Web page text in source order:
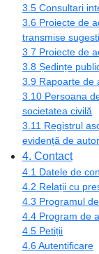
3.5 Consultari
3.6 Proiecte de
transmise
3.7 Proiecte de
3.8 Ședințe
3.9 Rapoarte de
3.10 Persoana
societatea civilă
3.11 Registrul
evidență de
4. Contact
4.1 Datele de
4.2 Relații cu
4.3 Programul
4.4 Program de
4.5 Petiții
4.6 Autentificare